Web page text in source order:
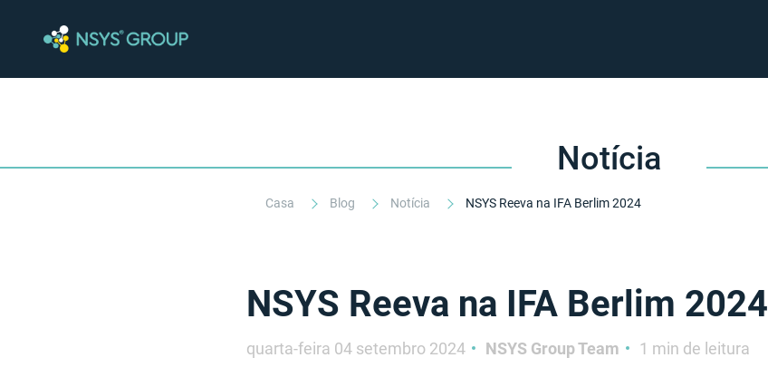
Notícia
Casa Blog Notícia NSYS Reeva na IFA Berlim 2024
NSYS Reeva na IFA Berlim 2024
quarta-feira 04 setembro 2024 NSYS Group Team 1 min de leitura